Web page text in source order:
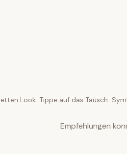
Look. Tippe auf das Tausch-
Empfehlungen